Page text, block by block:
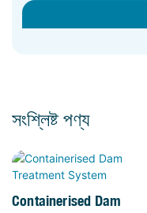
সংশ্লিষ্ট পণ্য
Containerised Dam